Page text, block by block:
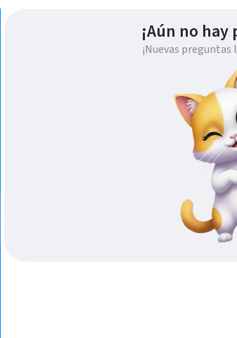
¡Aún no
¡Nuevas